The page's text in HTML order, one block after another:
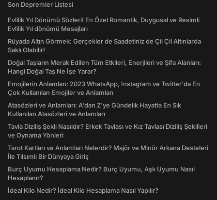
Son Depremler Listesi
Evlilik Yıl Dönümü Sözleri! En Özel Romantik, Duygusal ve Resimli
Evlilik Yıl dönümü Mesajları
Rüyada Altın Görmek: Gerçekler de Saadetiniz de Çil Çil Altınlarda
Saklı Olabilir!
Doğal Taşların Merak Edilen Tüm Etkileri, Enerjileri ve Şifa Alanları:
Hangi Doğal Taş Ne İşe Yarar?
Emojilerin Anlamları: 2023 WhatsApp, Instagram ve Twitter'da En
Çok Kullanılan Emojiler ve Anlamları
Atasözleri ve Anlamları: A'dan Z'ye Gündelik Hayatta En Sık
Kullanılan Atasözleri ve Anlamları
Tavla Diziliş Şekli Nasıldır? Erkek Tavlası ve Kız Tavlası Diziliş Şekilleri
ve Oynama Yönleri
Tarot Kartları ve Anlamları Nelerdir? Majör ve Minör Arkana Desteleri
İle Tılsımlı Bir Dünyaya Giriş
Burç Uyumu Hesaplama Nedir? Burç Uyumu, Aşk Uyumu Nasıl
Hesaplanır?
İdeal Kilo Nedir? İdeal Kilo Hesaplama Nasıl Yapılır?